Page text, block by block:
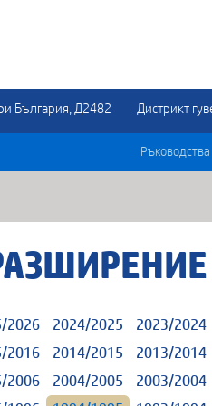
България, Д2482 Дистрикт
Ръководства
2026 2024/2025 2023/2024
2016 2014/2015 2013/2014
2006 2004/2005 2003/2004